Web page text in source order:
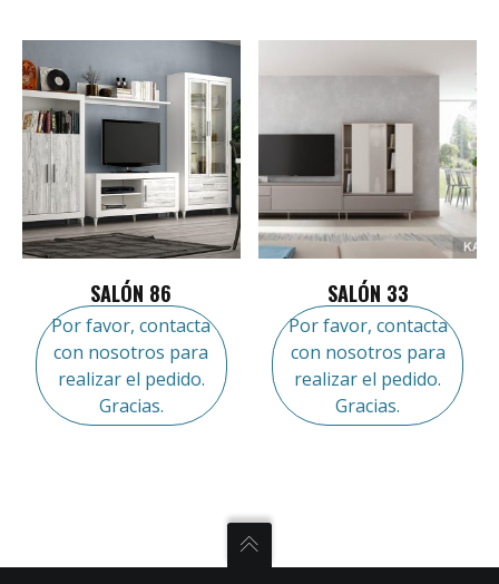
SALÓN 86
Por favor, contacta
con nosotros para
realizar el pedido.
Gracias.
SALÓN 33
Por favor, contacta
con nosotros para
realizar el pedido.
Gracias.